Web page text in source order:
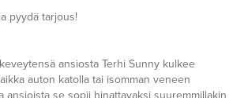
pyydä tarjous!
ansiosta Terhi Sunny kulkee
auton katolla tai isomman veneen